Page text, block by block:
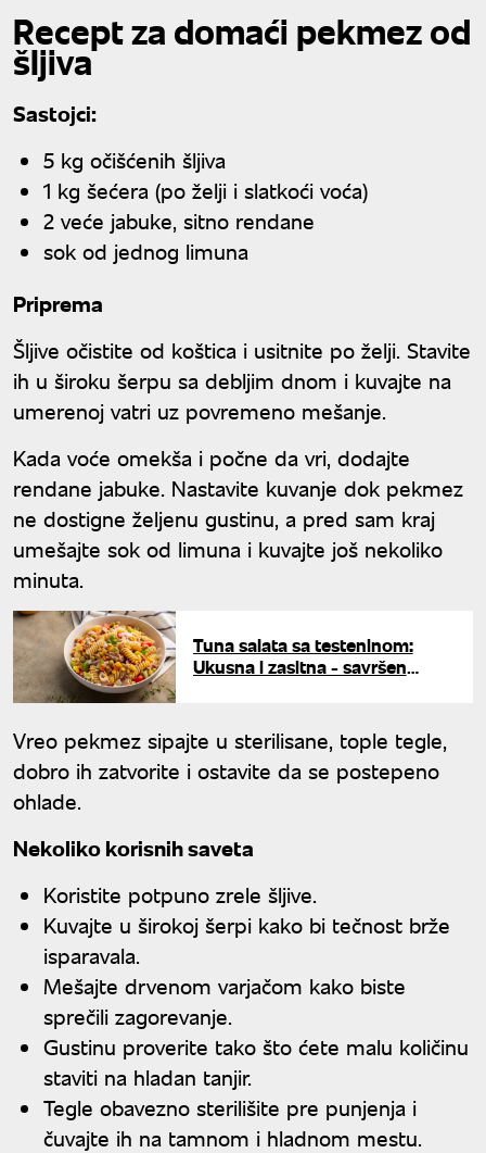
Recept za domaći pekmez od
šljiva
Sastojci:
5 kg očišćenih šljiva
1 kg šećera (po želji i slatkoći voća)
2 veće jabuke, sitno rendane
sok od jednog limuna
Priprema
Šljive očistite od koštica i usitnite po želji. Stavite
ih u široku šerpu sa debljim dnom i kuvajte na
umerenoj vatri uz povremeno mešanje.
Kada voće omekša i počne da vri, dodajte
rendane jabuke. Nastavite kuvanje dok pekmez
ne dostigne željenu gustinu, a pred sam kraj
umešajte sok od limuna i kuvajte još nekoliko
minuta.
Tuna salata sa testeninom:
Ukusna i zasitna - savršen
Vreo pekmez sipajte u sterilisane, tople tegle,
dobro ih zatvorite i ostavite da se postepeno
ohlade.
Nekoliko korisnih saveta
Koristite potpuno zrele šljive.
Kuvajte u širokoj šerpi kako bi tečnost brže
isparavala.
Mešajte drvenom varjačom kako biste
sprečili zagorevanje.
Gustinu proverite tako što ćete malu količinu
staviti na hladan tanjir.
Tegle obavezno sterilišite pre punjenja i
čuvajte ih na tamnom i hladnom mestu.